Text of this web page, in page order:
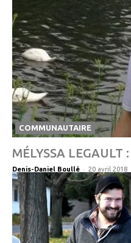
COMMUNAUTAIRE
MÉLYSSA LEGAULT
Denis-Daniel Boullé - 20 avril 2018